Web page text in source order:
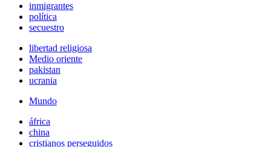
inmigrantes
política
secuestro
libertad religiosa
Medio oriente
pakistan
ucrania
Mundo
áfrica
china
cristianos perseguidos